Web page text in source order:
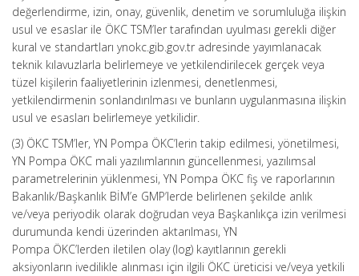
değerlendirme, izin, onay, güvenlik, denetim ve sorumluluğa ilişkin
usul ve esaslar ile ÖKC TSM’ler tarafından uyulması gerekli diğer
kural ve standartları ynokc.gib.gov.tr adresinde yayımlanacak
teknik kılavuzlarla belirlemeye ve yetkilendirilecek gerçek veya
tüzel kişilerin faaliyetlerinin izlenmesi, denetlenmesi,
yetkilendirmenin sonlandırılması ve bunların uygulanmasına ilişkin
usul ve esasları belirlemeye yetkilidir.
(3) ÖKC TSM’ler, YN Pompa ÖKC’lerin takip edilmesi, yönetilmesi,
YN Pompa ÖKC mali yazılımlarının güncellenmesi, yazılımsal
parametrelerinin yüklenmesi, YN Pompa ÖKC fiş ve raporlarının
Bakanlık/Başkanlık BİM’e GMP’lerde belirlenen şekilde anlık
ve/veya periyodik olarak doğrudan veya Başkanlıkça izin verilmesi
durumunda kendi üzerinden aktarılması, YN
Pompa ÖKC’lerden iletilen olay (log) kayıtlarının gerekli
aksiyonların ivedilikle alınması için ilgili ÖKC üreticisi ve/veya yetkili